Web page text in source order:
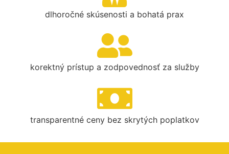
dlhoročné skúsenosti a bohatá prax
korektný prístup a zodpovednosť za služby
transparentné ceny bez skrytých poplatkov